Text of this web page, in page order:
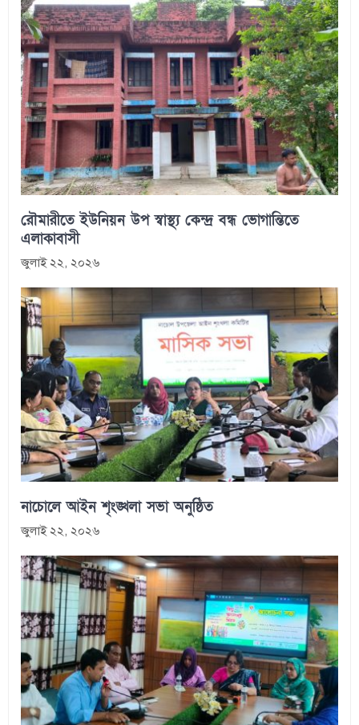
রৌমারীতে ইউনিয়ন উপ স্বাস্থ্য কেন্দ্র বন্ধ ভোগান্তিতে
এলাকাবাসী
জুলাই ২২, ২০২৬
নাচোলে আইন শৃংঙ্খলা সভা অনুষ্ঠিত
জুলাই ২২, ২০২৬